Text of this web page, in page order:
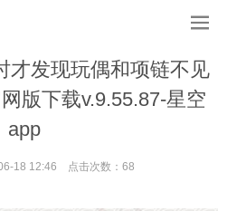
才发现玩偶和项链不见
版下载v.9.55.87-星空
app
18 12:46 点击次数：68